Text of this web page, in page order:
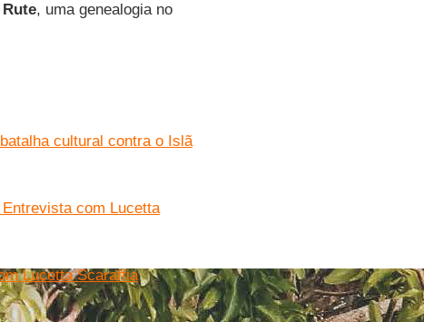
Rute, uma genealogia no
cultural contra o Islã
com Lucetta
Lucetta Scaraffia